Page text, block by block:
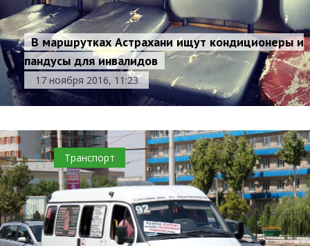
В маршрутках Астрахани ищут кондиционеры и
пандусы для инвалидов
17 ноября 2016, 11:23
0 Транспорт